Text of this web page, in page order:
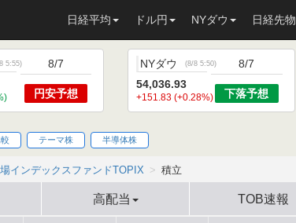
日経平均 ドル円 NYダウ 日経先物
5:55) 8/7
円安予想
NYダウ (8/8 5:50)
54,036.93
+151.83 (+0.28%)
8/7
下落予想
テーマ株 半導体株
インデックスファンドTOPIX 積立
高配当 TOB速報